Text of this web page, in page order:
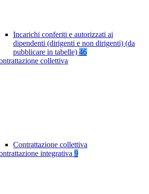
Incarichi conferiti e autorizzati ai
dipendenti (dirigenti e non dirigenti) (da
pubblicare in tabelle) 46
collettiva
Contrattazione collettiva
integrativa 9